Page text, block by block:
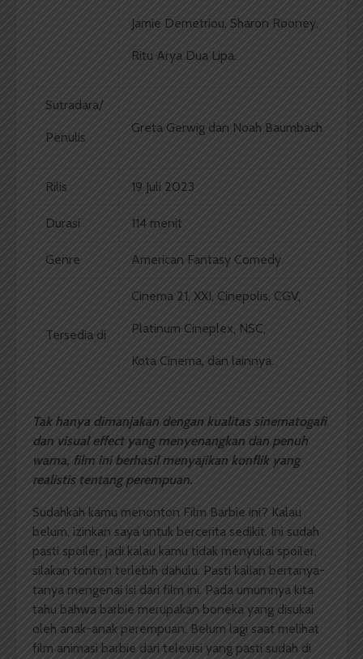
Jamie Demetriou, Sharon Rooney,
Ritu Arya Dua Lipa.
Sutradara/
Penulis
Greta Gerwig dan Noah Baumbach
Rilis 19 Juli 2023
Durasi 114 menit
Genre American Fantasy Comedy
Tersedia di
Cinema 21, XXI, Cinepolis, CGV,
Platinum Cineplex, NSC,
Kota Cinema, dan lainnya.
Tak hanya dimanjakan dengan kualitas sinematogafi
dan visual effect yang menyenangkan dan penuh
warna, film ini berhasil menyajikan konflik yang
realistis tentang perempuan.
Sudahkah kamu menonton Film Barbie ini? Kalau
belum, izinkan saya untuk bercerita sedikit. Ini sudah
pasti spoiler, jadi kalau kamu tidak menyukai spoiler,
silakan tonton terlebih dahulu. Pasti kalian bertanya-
tanya mengenai isi dari film ini. Pada umumnya kita
tahu bahwa barbie merupakan boneka yang disukai
oleh anak-anak perempuan. Belum lagi saat melihat
film animasi barbie dari televisi yang pasti sudah di